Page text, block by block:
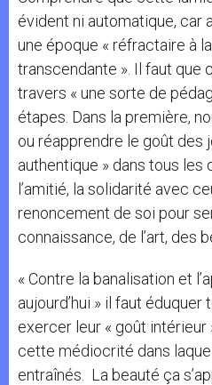
évident ni automatique, car
une époque « réfractaire à
transcendante ». Il faut que
travers « une sorte de
étapes. Dans la première,
ou réapprendre le goût des
authentique » dans tous les
l’amitié, la solidarité avec
renoncement de soi pour
connaissance, de l’art, des
« Contre la banalisation et
aujourd’hui » il faut
exercer leur « goût intérieur
cette médiocrité dans
entraînés. La beauté ça